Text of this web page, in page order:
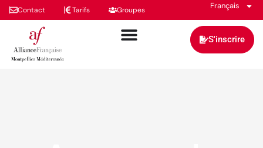
Contact Tarifs Groupes Français
S'inscrire